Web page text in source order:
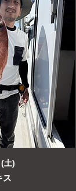
土)
ス